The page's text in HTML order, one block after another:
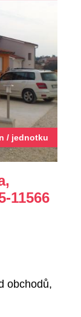
/ jednotku
11566
obchodů,